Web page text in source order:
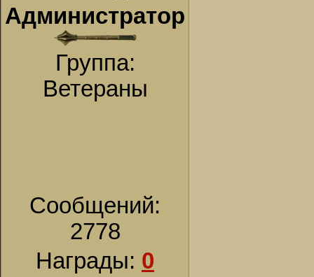
Администратор
Группа:
Ветераны
Сообщений:
2778
Награды: 0